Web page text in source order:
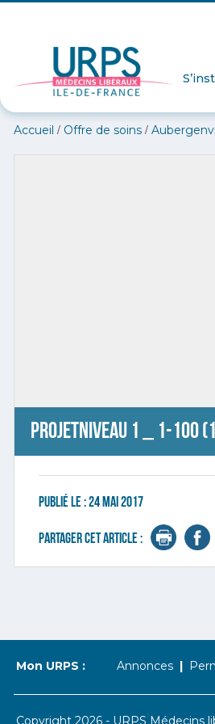
Accueil / Offre de soins /
projetNIVEAU 1 _ 1-100
Publié le :24 mai 2017
Partager cet article :
Mon URPS : Annonces
Copyright 2026 - URPS Médecins